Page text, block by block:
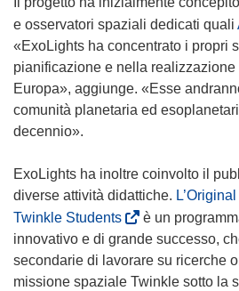
e osservatori spaziali dedicati quali
«ExoLights ha concentrato i propri
pianificazione e nella
Europa», aggiunge. «Esse
comunità planetaria ed
decennio».
ExoLights ha inoltre coinvolto il
diverse attività didattiche.
Twinkle Students(
s
i
a
è un
innovativo e di grande successo,
secondarie di lavorare su ricerche
missione spaziale Twinkle sotto la